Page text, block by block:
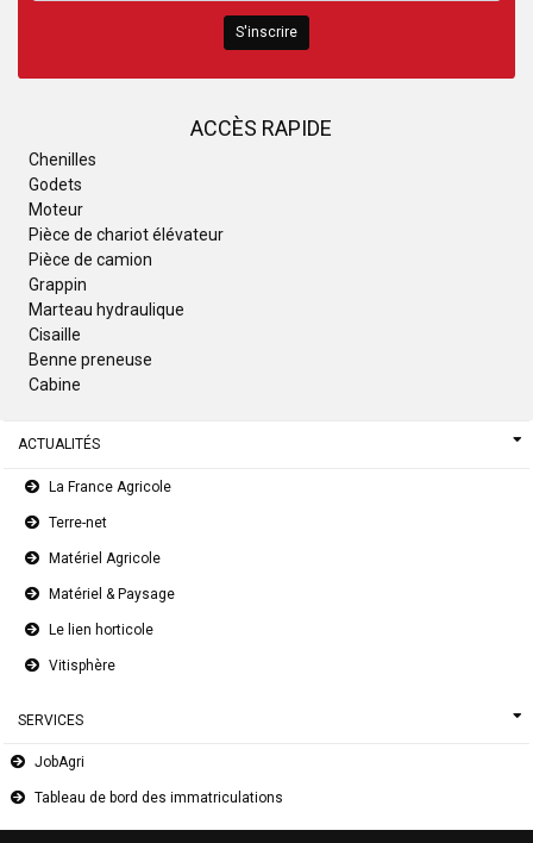
ACCÈS RAPIDE
Chenilles
Godets
Moteur
Pièce de chariot élévateur
Pièce de camion
Grappin
Marteau hydraulique
Cisaille
Benne preneuse
Cabine
S'inscrire
ACTUALITÉS
La France Agricole
Terre-net
Matériel Agricole
Matériel & Paysage
Le lien horticole
Vitisphère
SERVICES
JobAgri
Tableau de bord des immatriculations